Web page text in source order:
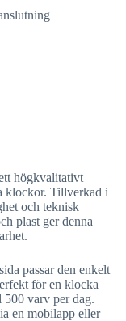
högkvalitativt
klockor. Tillverkad i
och teknisk
plast ger denna
passar den enkelt
för en klocka
varv per dag.
en mobilapp eller